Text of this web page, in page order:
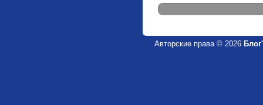
Авторские права © 2026